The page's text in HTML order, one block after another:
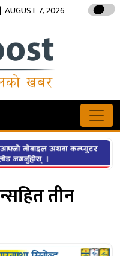
| AUGUST 7, 2026
तीन